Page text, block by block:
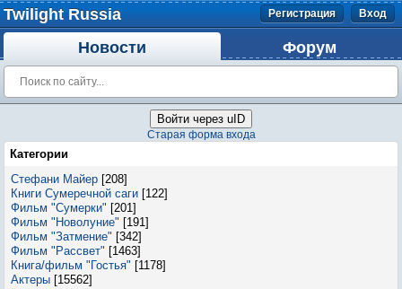
Twilight Russia Регистрация Вход
Новости Форум
Войти через uID
Старая форма входа
Категории
Стефани Майер [208]
Книги Сумеречной саги [122]
Фильм "Сумерки" [201]
Фильм "Новолуние" [191]
Фильм "Затмение" [342]
Фильм "Рассвет" [1463]
Книга/фильм "Гостья" [1178]
Актеры [15562]